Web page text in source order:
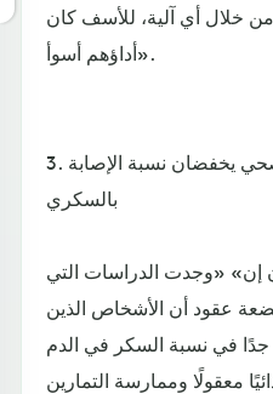
خلال أي آلية، للأسف كان
أداؤهم أسوأ».
3. ممارسة الرياضة والأكل الصحي يخفضان نسبة الإصابة
بالسكري
إن» «وجدت الدراسات التي
عقود أن الأشخاص الذين
في نسبة السكر في الدم
معقولًا وممارسة التمارين